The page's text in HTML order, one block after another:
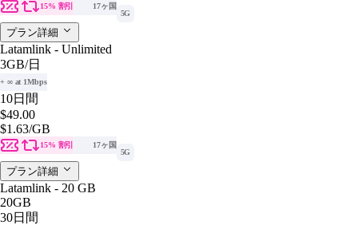
15% 割引
17ヶ国
5G
プラン詳細
Latamlink - Unlimited
3GB/日
+ ∞ at 1Mbps
10日間
$49.00
$1.63/GB
15% 割引
17ヶ国
5G
プラン詳細
Latamlink - 20 GB
20GB
30日間